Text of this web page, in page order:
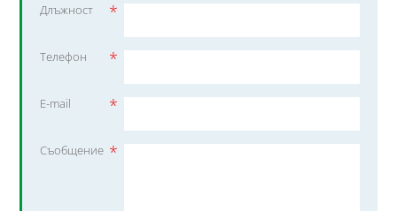
Длъжност *
Телефон *
E-mail *
Съобщение *